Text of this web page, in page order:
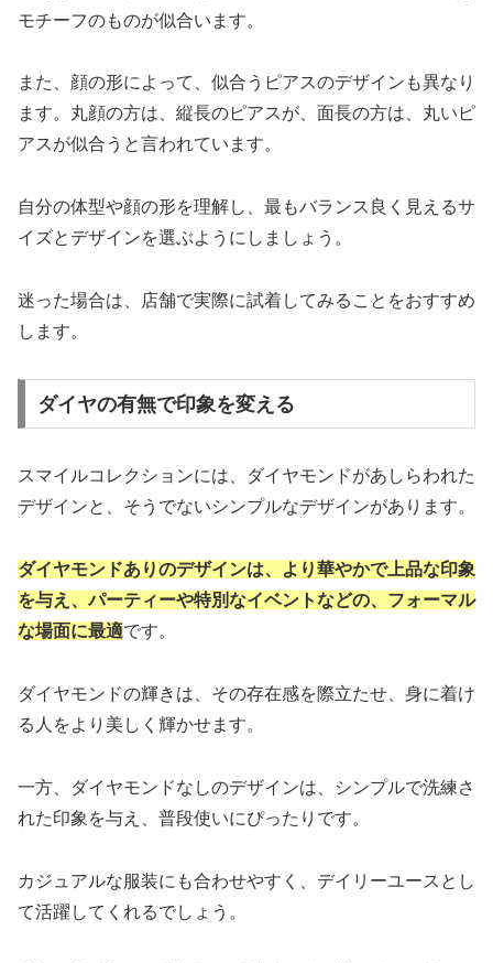
モチーフのものが似合います。
また、顔の形によって、似合うピアスのデザインも異なり
ます。丸顔の方は、縦長のピアスが、面長の方は、丸いピ
アスが似合うと言われています。
自分の体型や顔の形を理解し、最もバランス良く見えるサ
イズとデザインを選ぶようにしましょう。
迷った場合は、店舗で実際に試着してみることをおすすめ
します。
ダイヤの有無で印象を変える
スマイルコレクションには、ダイヤモンドがあしらわれた
デザインと、そうでないシンプルなデザインがあります。
ダイヤモンドありのデザインは、より華やかで上品な印象
を与え、パーティーや特別なイベントなどの、フォーマル
な場面に最適です。
ダイヤモンドの輝きは、その存在感を際立たせ、身に着け
る人をより美しく輝かせます。
一方、ダイヤモンドなしのデザインは、シンプルで洗練さ
れた印象を与え、普段使いにぴったりです。
カジュアルな服装にも合わせやすく、デイリーユースとし
て活躍してくれるでしょう。